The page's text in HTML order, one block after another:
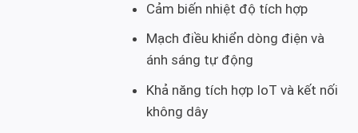
Cảm biến nhiệt độ tích hợp
Mạch điều khiển dòng điện và
ánh sáng tự động
Khả năng tích hợp IoT và kết nối
không dây